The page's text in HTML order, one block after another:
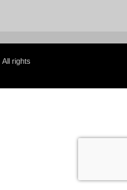
All rights